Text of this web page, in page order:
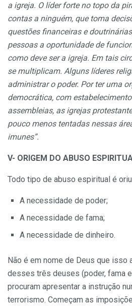
a igreja. O líder forte no topo da
contas a ninguém, que toma
questões financeiras e
pessoas a oportunidade de
como deve ser a igreja. Em tais
se multiplicam. Alguns líderes
administrar o poder. Por ter uma
democrática, com
assembleias, as igrejas
pouco menos tentadas nessas
imunes”.
V- ORIGEM DO ABUSO
Todo tipo de abuso espiritual é
A necessidade de poder;
A necessidade de fama;
A necessidade de dinheiro.
Não é em nome de Deus que isso
desses três deuses (poder, fama
procuram apresentar a instrução
terrorismo. Começam as